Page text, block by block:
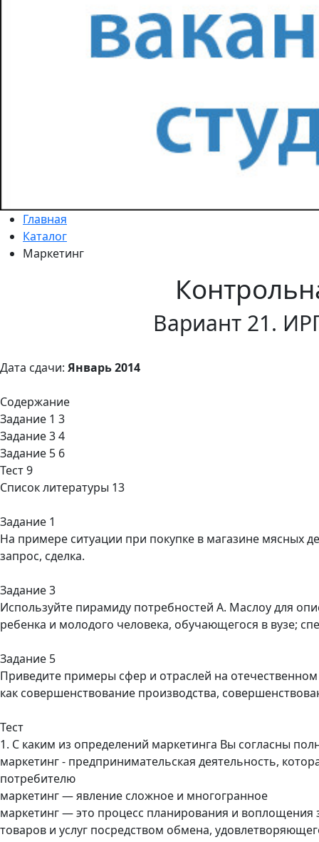
Главная
Каталог
Маркетинг
Вариант 21.
Дата сдачи: Январь 2014
Содержание
Задание 1 3
Задание 3 4
Задание 5 6
Тест 9
Список литературы 13
Задание 1
На примере ситуации при покупке в магазине мясных
запрос, сделка.
Задание 3
Используйте пирамиду потребностей А. Маслоу для
ребенка и молодого человека, обучающегося в вузе;
Задание 5
Приведите примеры сфер и отраслей на
как совершенствование производства,
Тест
1. С каким из определений маркетинга Вы согласны
маркетинг - предпринимательская деятельность,
потребителю
маркетинг — явление сложное и многогранное
маркетинг — это процесс планирования и
товаров и услуг посредством обмена,